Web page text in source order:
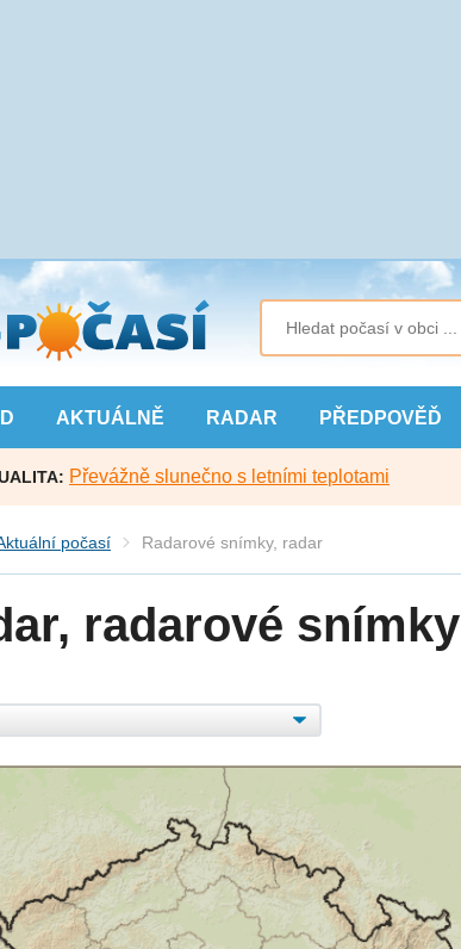
AKTUÁLNĚ RADAR PŘEDPOVĚĎ
Převážně slunečno s letními teplotami
počasí Radarové snímky, radar
radarové snímky